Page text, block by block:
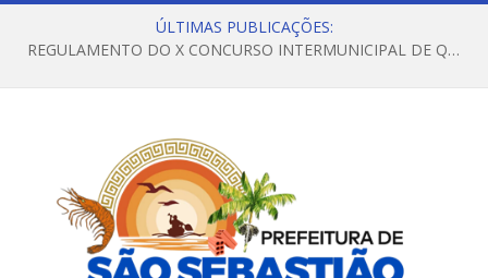
ÚLTIMAS PUBLICAÇÕES:
REGULAMENTO DO X CONCURSO INTERMUNICIPAL DE QUADRILHAS JUNINAS – 2026 – ARRAIÁ DA VENEZA